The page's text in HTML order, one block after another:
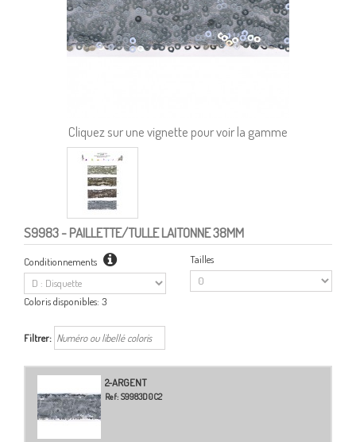
Cliquez sur une vignette pour voir la gamme
S9983- PAILLETTE/TULLE LAITONNE 38MM
Conditionnements Tailles
Coloris disponibles: 3
Filtrer:
2-ARGENT
Ref: S9983D0C2